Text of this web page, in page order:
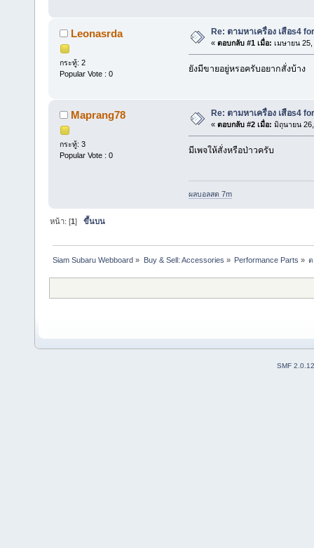
Leonasrda
กระทู้: 2
Popular Vote : 0
Re: ตามหาเครื่อง เสือs4
« ตอบกลับ #1 เมื่อ: เมษายน
ยังมีขายอยู่หรอครับอยากสั่งบ้าง
Maprang78
กระทู้: 3
Popular Vote : 0
Re: ตามหาเครื่อง เสือs4
« ตอบกลับ #2 เมื่อ: มิถุนายน
มีเพจให้สั่งหรือป่าวครับ
ผลบอลสด 7m
หน้า: [1]ขึ้นบน
Siam Subaru Webboard » Buy & Sell: Accessories » Performance Parts » ต
SMF 2.0.12